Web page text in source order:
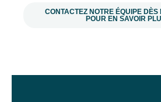
CONTACTEZ NOTRE ÉQUIPE
POUR EN SAVOIR